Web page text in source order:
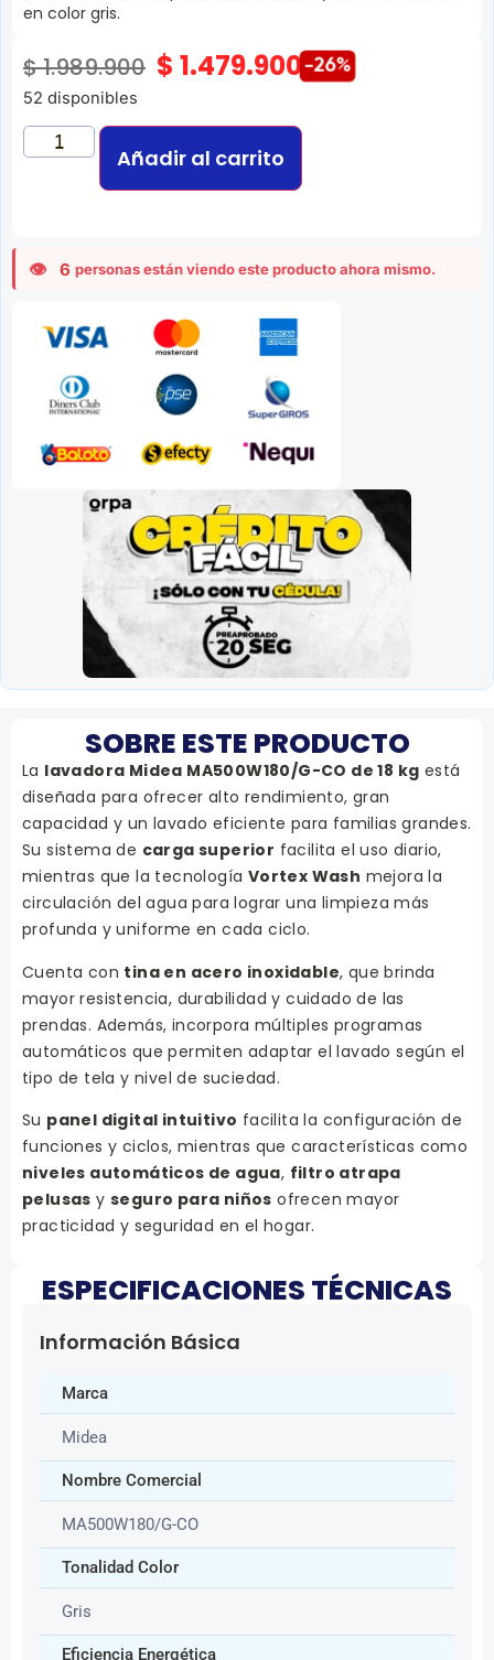
en color gris.
$1.989.900 $ 1.479.900 -26%
52 disponibles
Añadir al carrito
6 personas están viendo este producto ahora mismo.
SOBRE ESTE PRODUCTO
La lavadora Midea MA500W180/G-CO de 18 kg está
diseñada para ofrecer alto rendimiento, gran
capacidad y un lavado eficiente para familias grandes.
Su sistema de carga superior facilita el uso diario,
mientras que la tecnología Vortex Wash mejora la
circulación del agua para lograr una limpieza más
profunda y uniforme en cada ciclo.
Cuenta con tina en acero inoxidable, que brinda
mayor resistencia, durabilidad y cuidado de las
prendas. Además, incorpora múltiples programas
automáticos que permiten adaptar el lavado según el
tipo de tela y nivel de suciedad.
Su panel digital intuitivo facilita la configuración de
funciones y ciclos, mientras que características como
niveles automáticos de agua, filtro atrapa
pelusas yseguro para niños ofrecen mayor
practicidad y seguridad en el hogar.
ESPECIFICACIONES TÉCNICAS
Información Básica
Marca
Midea
Nombre Comercial
MA500W180/G-CO
Tonalidad Color
Gris
Eficiencia Energética